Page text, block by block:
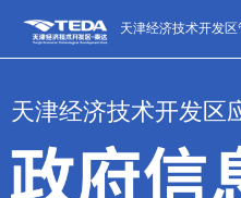
天津经济技术开发
天津经济技术开发区